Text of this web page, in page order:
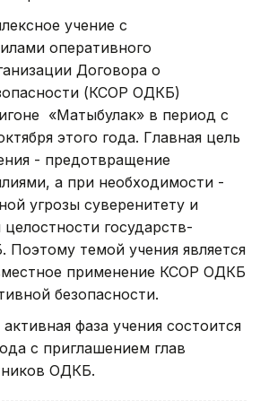
учение с
оперативного
Договора о
(КСОР ОДКБ)
«Матыбулак» в период с
этого года. Главная цель
- предотвращение
а при необходимости -
угрозы суверенитету и
государств-
Поэтому темой учения является
применение КСОР ОДКБ
безопасности.
фаза учения состоится
с приглашением глав
ОДКБ.